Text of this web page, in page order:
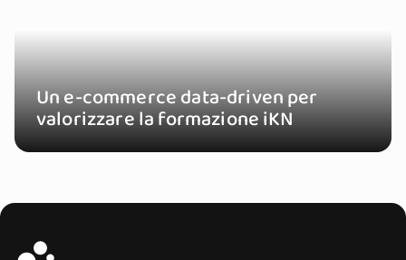
Un e-commerce data-driven per
valorizzare la formazione iKN